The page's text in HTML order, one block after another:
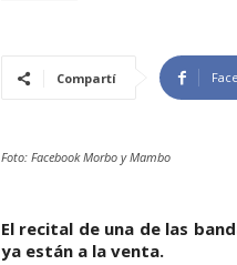
Compartí
Foto: Facebook Morbo y Mambo
El recital de una de las
ya están a la venta.